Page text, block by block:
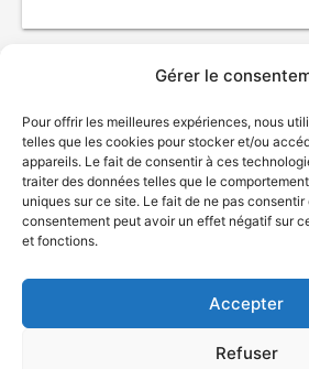
Gérer le
Pour offrir les meilleures expériences, nous
telles que les cookies pour stocker et/ou
appareils. Le fait de consentir à ces
traiter des données telles que le
uniques sur ce site. Le fait de ne pas consentir
consentement peut avoir un effet négatif sur
et fonctions.
Accepter
Refuser
© Gouvernement du
Plan du site
Accessibilité
Accès à
Déclaration de